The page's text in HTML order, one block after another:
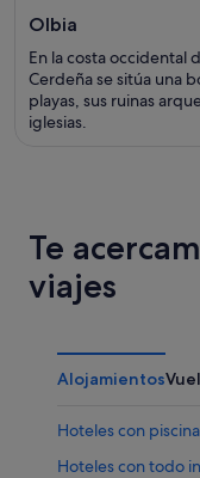
Olbia
En la costa occidental
Cerdeña se sitúa una
playas, sus ruinas
iglesias.
Te
viajes
Alojamientos
Hoteles con
Hoteles con todo